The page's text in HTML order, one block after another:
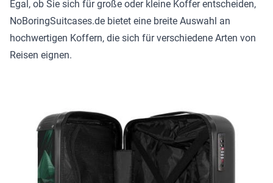
Egal, ob Sie sich für große oder kleine Koffer entscheiden,
NoBoringSuitcases.de bietet eine breite Auswahl an
hochwertigen Koffern, die sich für verschiedene Arten von
Reisen eignen.